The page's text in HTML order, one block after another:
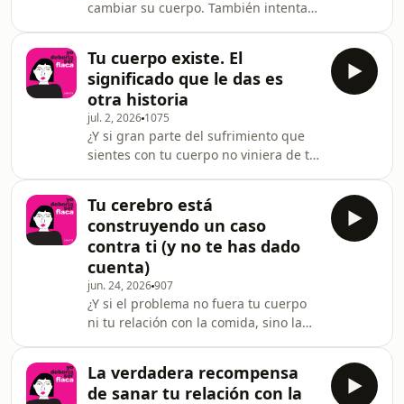
pensamientos sin obedecerlos
automáticamente. Exploraremos cómo
la mente alimenta la ansiedad, la
insatisfacción corporal y la
mentalidad de dieta, y cómo
desarrollar una
cambiar su cuerpo. También intentan
episodio hablamos de una de las
trampas más silenciosas de la cultura
de dieta: la idea de que la vida
empieza cuando el cuerpo cambie.
Una conversación sobre recuperar el
cuerpo presente, dejar de vivir en
preparación y reclamar la vida que ya
está ocurriendo
Tu cuerpo existe. El
significado que le das es
otra historia
jul. 2, 2026 1075
¿Y si gran parte del sufrimiento que
sientes con tu cuerpo no viniera de tu
episodio exploramos cómo la cultura,
las creencias y nuestro cerebro
convierten la grasa, las arrugas, las
estrías e incluso el hambre en
símbolos cargados de valor
moral.Hablamos de por qué esas
creencias parecen tan verdaderas,
cómo el cerebro las refuer
Tu cerebro está
construyendo un caso
contra ti (y no te has dado
cuenta)
jun. 24, 2026907
¿Y si el problema no fuera tu cuerpo
ni tu relación con la comida, sino la
hablamos del Sistema Reticular
Activador, el filtro mental que refuerza
La verdadera recompensa
de sanar tu relación con la